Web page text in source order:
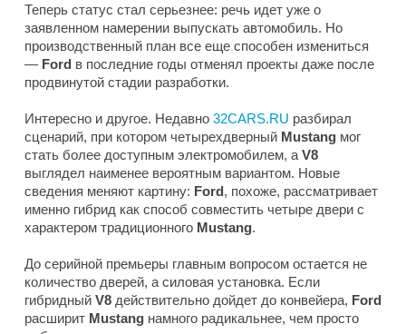
Теперь статус стал серьезнее: речь идет уже о
заявленном намерении выпускать автомобиль. Но
производственный план все еще способен измениться
— Ford в последние годы отменял проекты даже после
продвинутой стадии разработки.
Интересно и другое. Недавно 32CARS.RU разбирал
сценарий, при котором четырехдверный Mustang мог
стать более доступным электромобилем, а V8
выглядел наименее вероятным вариантом. Новые
сведения меняют картину: Ford, похоже, рассматривает
именно гибрид как способ совместить четыре двери с
характером традиционного Mustang.
До серийной премьеры главным вопросом остается не
количество дверей, а силовая установка. Если
гибридный V8 действительно дойдет до конвейера, Ford
расширит Mustang намного радикальнее, чем просто